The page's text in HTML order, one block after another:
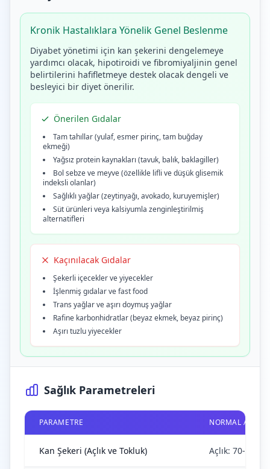
Kronik Hastalıklara Yönelik Genel Beslenme
Diyabet yönetimi için kan şekerini dengelemeye
yardımcı olacak, hipotiroidi ve fibromiyaljinin genel
belirtilerini hafifletmeye destek olacak dengeli ve
besleyici bir diyet önerilir.
Önerilen Gıdalar
Tam tahıllar (yulaf, esmer pirinç, tam buğday
ekmeği)
Yağsız protein kaynakları (tavuk, balık, baklagiller)
Bol sebze ve meyve (özellikle lifli ve düşük glisemik
indeksli olanlar)
Sağlıklı yağlar (zeytinyağı, avokado, kuruyemişler)
Süt ürünleri veya kalsiyumla zenginleştirilmiş
alternatifleri
Kaçınılacak Gıdalar
Şekerli içecekler ve yiyecekler
İşlenmiş gıdalar ve fast food
Trans yağlar ve aşırı doymuş yağlar
Rafine karbonhidratlar (beyaz ekmek, beyaz pirinç)
Aşırı tuzlu yiyecekler
Sağlık Parametreleri
PARAMETRE NORMAL ARALIK
Kan Şekeri (Açlık ve Tokluk) Açlık: 70-100